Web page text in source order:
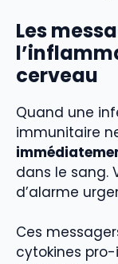
Les
cerveau
Quand une
immunitaire
dans le sang.
d’alarme
Ces
cytokines